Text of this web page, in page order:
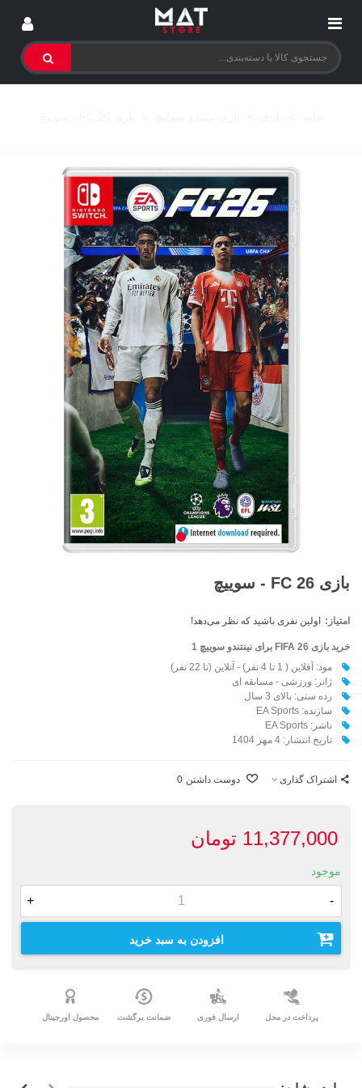
بازی FC 26 - سوییچ
امتیاز: اولین نفری باشید که نظر می‌دهد!
خرید بازی FIFA 26
برای نینتندو سوییچ 1
مود: آفلاین ( 1 تا 4 نفر) - آنلاین (تا 22 نفر)
ژانر: ورزشی - مسابقه ای
رده سنی: بالای 3 سال
سازنده: EA Sports
ناشر: EA Sports
تاریخ انتشار: 4 مهر 1404
اشتراک گذاری دوست داشتن 0
11,377,000 تومان
موجود
-
+
افزودن به سبد خرید
پرداخت در محل ارسال فوری ضمانت برگشت محصول اورجینال